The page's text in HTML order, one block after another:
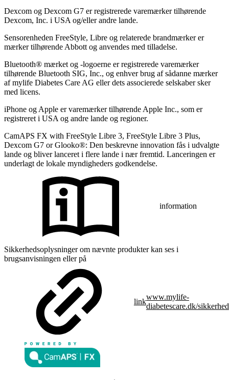
Dexcom og Dexcom G7 er registrerede varemærker tilhørende
Dexcom, Inc. i USA og/eller andre lande.
Sensorenheden FreeStyle, Libre og relaterede brandmærker er
mærker tilhørende Abbott og anvendes med tilladelse.
Bluetooth® mærket og -logoerne er registrerede varemærker
tilhørende Bluetooth SIG, Inc., og enhver brug af sådanne mærker
af mylife Diabetes Care AG eller dets associerede selskaber sker
med licens.
iPhone og Apple er varemærker tilhørende Apple Inc., som er
registreret i USA og andre lande og regioner.
CamAPS FX with FreeStyle Libre 3, FreeStyle Libre 3 Plus,
Dexcom G7 or Glooko®: Den beskrevne innovation fås i udvalgte
lande og bliver lanceret i flere lande i nær fremtid. Lanceringen er
underlagt de lokale myndigheders godkendelse.
information
Sikkerhedsoplysninger om nævnte produkter kan ses i
brugsanvisningen eller på
link
www.mylife-
diabetescare.dk/sikkerhed